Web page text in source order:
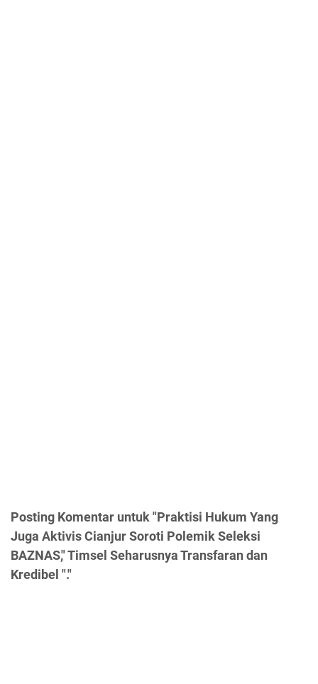
Posting Komentar untuk "Praktisi Hukum Yang
Juga Aktivis Cianjur Soroti Polemik Seleksi
BAZNAS," Timsel Seharusnya Transfaran dan
Kredibel "."